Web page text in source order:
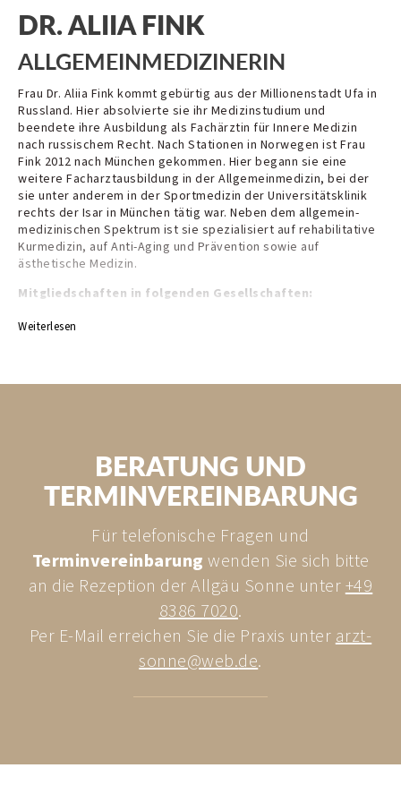
DR. ALIIA FINK
ALLGEMEINMEDIZINERIN
Frau Dr. Aliia Fink kommt gebürtig aus der Millionenstadt Ufa in
Russland. Hier absolvierte sie ihr Medizinstudium und
beendete ihre Ausbildung als Fachärztin für Innere Medizin
nach russischem Recht. Nach Stationen in Norwegen ist Frau
Fink 2012 nach München gekommen. Hier begann sie eine
weitere Facharztausbildung in der Allgemeinmedizin, bei der
sie unter anderem in der Sportmedizin der Universitätsklinik
rechts der Isar in München tätig war. Neben dem allgemein-
medizinischen Spektrum ist sie spezialisiert auf rehabilitative
Kurmedizin, auf Anti-Aging und Prävention sowie auf
ästhetische Medizin.
Mitgliedschaften in folgenden Gesellschaften:
DEGAM Deutsche Gesellschaft für Allgemeinmedizin und
Weiterlesen
BERATUNG UND
TERMINVEREINBARUNG
Für telefonische Fragen und
Terminvereinbarung wenden Sie sich bitte
an die Rezeption der Allgäu Sonne unter+49
8386 7020.
Per E-Mail erreichen Sie die Praxis unter arzt-
sonne@web.de.